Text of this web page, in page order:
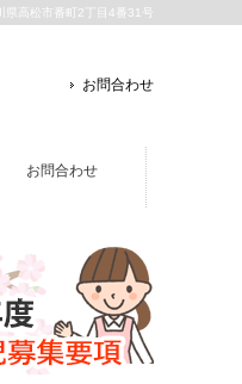
県高松市番町2丁目4番31号
お問合わせ
お問合わせ